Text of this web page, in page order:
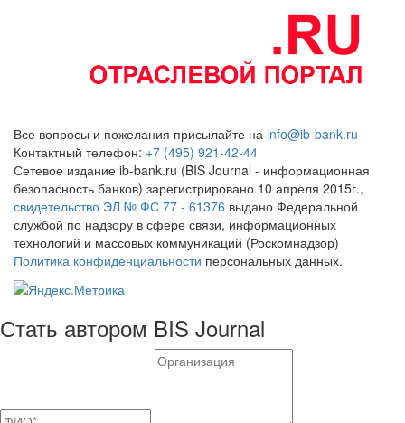
Все вопросы и пожелания присылайте на info@ib-bank.ru
Контактный телефон: +7 (495) 921-42-44
Сетевое издание ib-bank.ru (BIS Journal - информационная
безопасность банков) зарегистрировано 10 апреля 2015г.,
свидетельство ЭЛ № ФС 77 - 61376 выдано Федеральной
службой по надзору в сфере связи, информационных
технологий и массовых коммуникаций (Роскомнадзор)
Политика конфиденциальности персональных данных.
Стать автором BIS Journal